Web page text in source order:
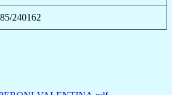
240162